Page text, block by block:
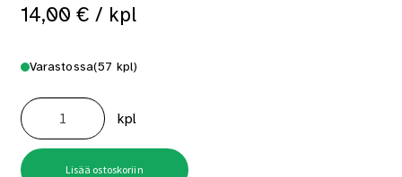
14,00 € / kpl
Varastossa(57 kpl)
Kynnys
huullettu
9x92mm
sileä
M9
määrä
kpl
Lisää ostoskoriin